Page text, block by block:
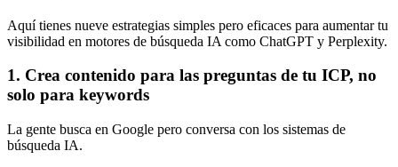
Aquí tienes nueve estrategias simples pero eficaces para aumentar tu
visibilidad en motores de búsqueda IA como ChatGPT y Perplexity.
1. Crea contenido para las preguntas de tu ICP, no
solo para keywords
La gente busca en Google pero conversa con los sistemas de
búsqueda IA.